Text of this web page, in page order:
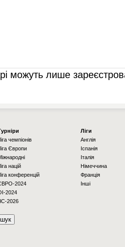
можуть лише
чемпіонів
Європи
націй
конференцій
2024
2024
2026
Ліги
Англія
Іспанія
Італія
Німеччина
Франція
Інші